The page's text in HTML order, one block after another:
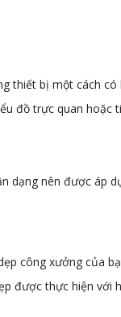
thiết bị một cách
đồ trực quan
dạng nên được áp
công xưởng của
được thực hiện với